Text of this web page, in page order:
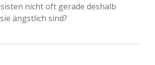
nicht oft gerade deshalb
ängstlich sind?